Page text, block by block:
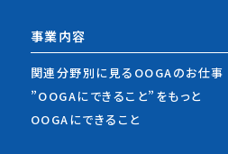
事業内容
関連分野別に見るOOGAのお仕事
”OOGAにできること”をもっと
OOGAにできること